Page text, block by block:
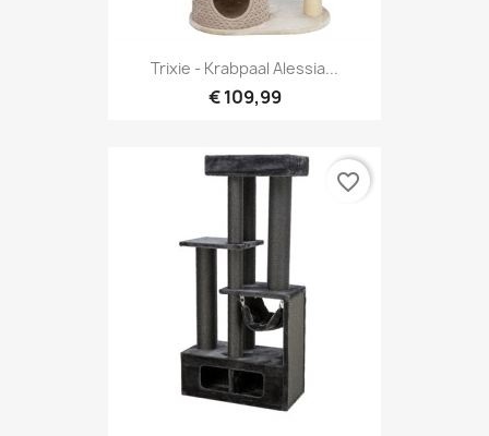
Trixie - Krabpaal Alessia...
€ 109,99
favorite_border